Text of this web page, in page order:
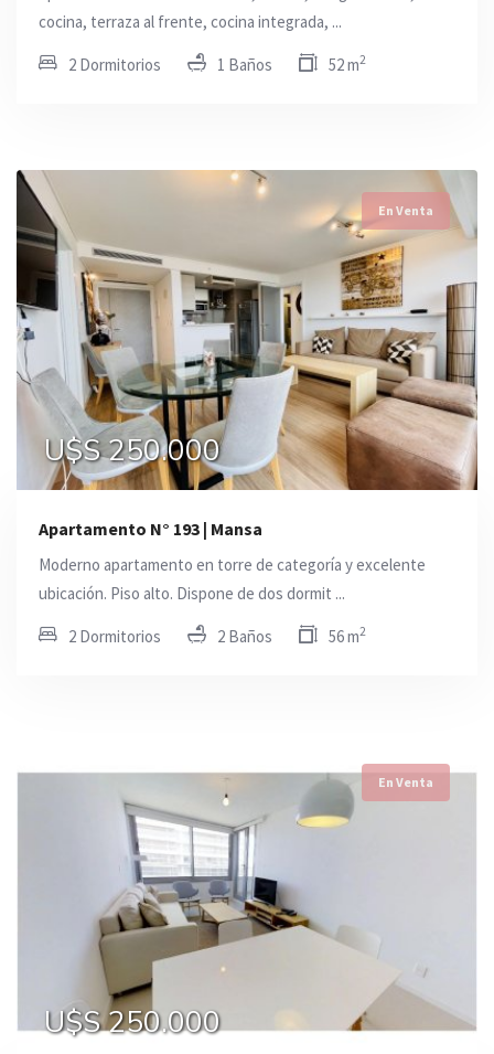
cocina, terraza al frente, cocina integrada, ...
2 Dormitorios 1 Baños 52 m2
En Venta
U$S 250.000
Apartamento N° 193 | Mansa
Moderno apartamento en torre de categoría y excelente
ubicación. Piso alto. Dispone de dos dormit ...
2 Dormitorios 2 Baños 56 m2
En Venta
U$S 250.000